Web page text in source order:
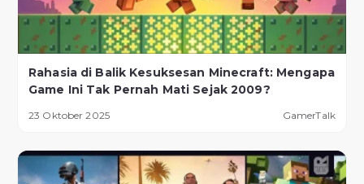
Rahasia di Balik Kesuksesan Minecraft: Mengapa
Game Ini Tak Pernah Mati Sejak 2009?
23 Oktober 2025 GamerTalk